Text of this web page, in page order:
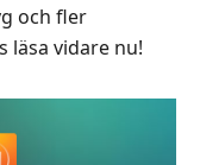
och fler
läsa vidare nu!